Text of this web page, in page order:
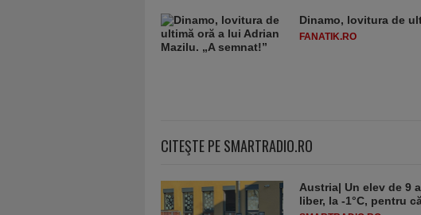
Dinamo, lovitura de
FANATIK.RO
CITEŞTE PE SMARTRADIO.RO
Austria| Un elev de 9
liber, la -1°C, pentru